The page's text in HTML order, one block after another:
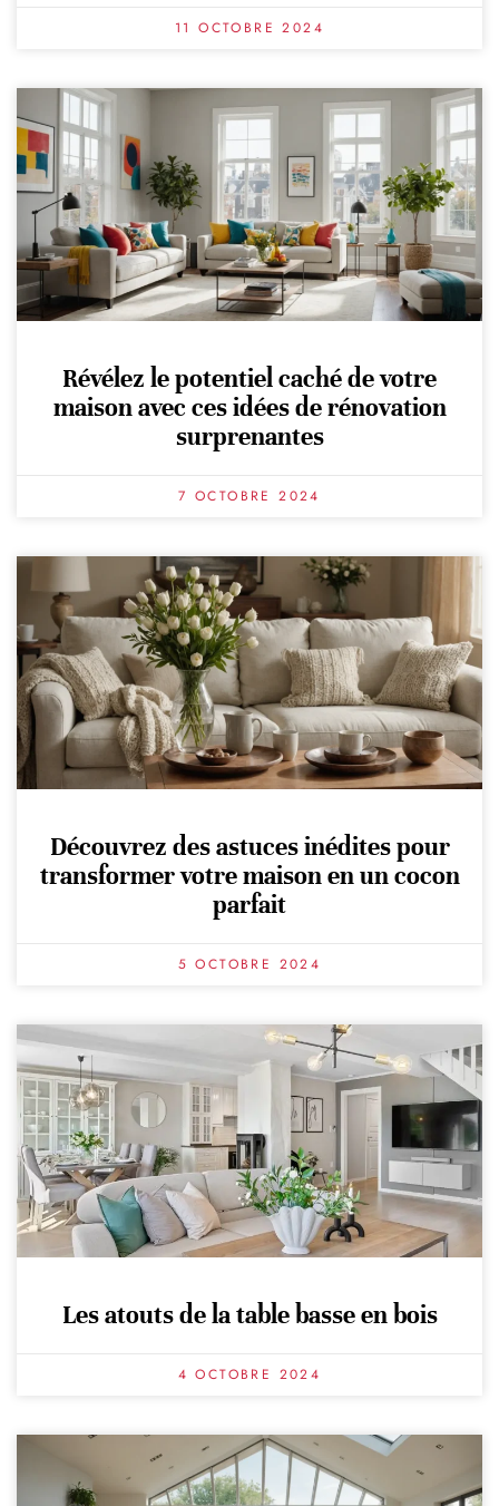
11 OCTOBRE 2024
Révélez le potentiel caché de votre
maison avec ces idées de rénovation
surprenantes
7 OCTOBRE 2024
Découvrez des astuces inédites pour
transformer votre maison en un cocon
parfait
5 OCTOBRE 2024
Les atouts de la table basse en bois
4 OCTOBRE 2024